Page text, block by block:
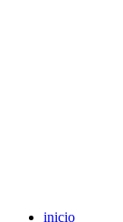
inicio